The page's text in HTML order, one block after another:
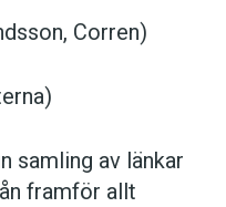
Corren)
samling av länkar
framför allt